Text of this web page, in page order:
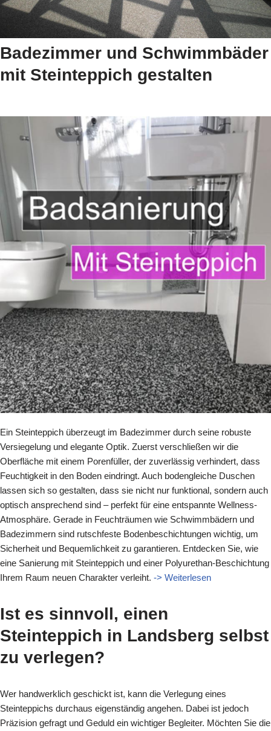
Badezimmer und Schwimmbäder
mit Steinteppich gestalten
Ein Steinteppich überzeugt im Badezimmer durch seine robuste
Versiegelung und elegante Optik. Zuerst verschließen wir die
Oberfläche mit einem Porenfüller, der zuverlässig verhindert, dass
Feuchtigkeit in den Boden eindringt. Auch bodengleiche Duschen
lassen sich so gestalten, dass sie nicht nur funktional, sondern auch
optisch ansprechend sind – perfekt für eine entspannte Wellness-
Atmosphäre. Gerade in Feuchträumen wie Schwimmbädern und
Badezimmern sind rutschfeste Bodenbeschichtungen wichtig, um
Sicherheit und Bequemlichkeit zu garantieren. Entdecken Sie, wie
eine Sanierung mit Steinteppich und einer Polyurethan-Beschichtung
Ihrem Raum neuen Charakter verleiht. -> Weiterlesen
Ist es sinnvoll, einen
Steinteppich in Landsberg selbst
zu verlegen?
Wer handwerklich geschickt ist, kann die Verlegung eines
Steinteppichs durchaus eigenständig angehen. Dabei ist jedoch
Präzision gefragt und Geduld ein wichtiger Begleiter. Möchten Sie die